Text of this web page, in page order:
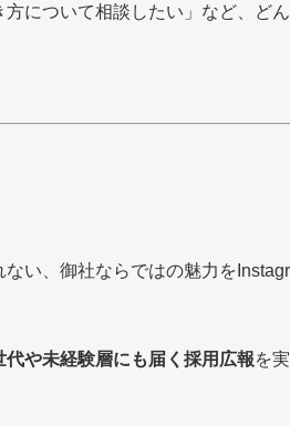
方について相談したい」など、ど
い、御社ならではの魅力を
代や未経験層にも届く採用広報を